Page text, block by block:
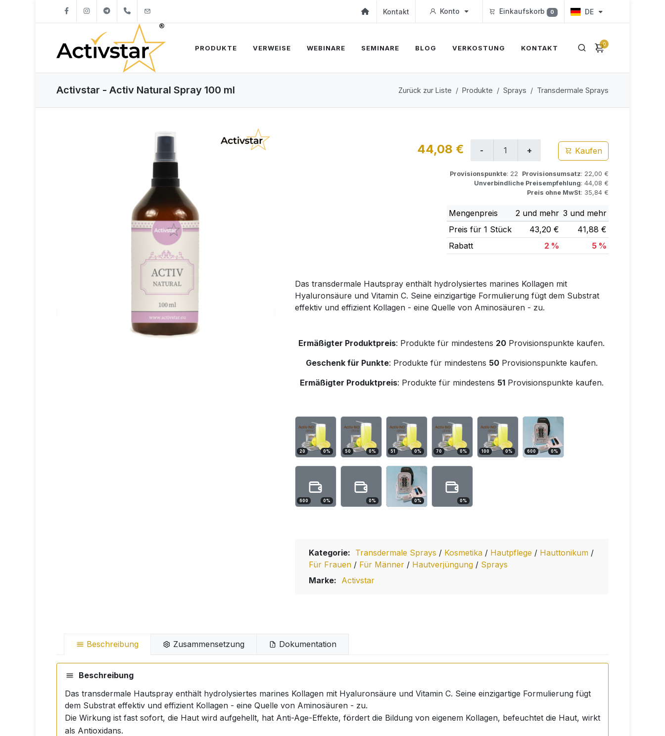
+421904262747 Kontakt Konto Einkaufskorb 0 DE
0
PRODUKTE VERWEISE WEBINARE SEMINARE BLOG VERKOSTUNG KONTAKT
Activstar - Activ Natural Spray 100 ml Zurück zur Liste Produkte Sprays Transdermale Sprays
44,08 € Kaufen
Provisionspunkte: 22 Provisionsumsatz: 22,00 €
Unverbindliche Preisempfehlung: 44,08 €
Preis ohne MwSt: 35,84 €
Mengenpreis 2 und mehr 3 und mehr
Preis für 1 Stück
43,20 €
41,88 €
Rabatt
2 % 5 %
Das transdermale Hautspray enthält hydrolysiertes marines Kollagen mit
Hyaluronsäure und Vitamin C. Seine einzigartige Formulierung fügt dem Substrat
effektiv und effizient Kollagen - eine Quelle von Aminosäuren - zu.
Ermäßigter Produktpreis: Produkte für mindestens 20 Provisionspunkte kaufen.
Geschenk für Punkte: Produkte für mindestens 50Provisionspunkte kaufen.
Ermäßigter Produktpreis: Produkte für mindestens 51Provisionspunkte kaufen.
20 0% 50 0% 51 0% 70 0% 100 0% 600 0%
600 0% 0% 0% 0%
Kategorie: Transdermale Sprays / Kosmetika / Hautpflege / Hauttonikum /
Für Frauen / Für Männer / Hautverjüngung / Sprays
Marke: Activstar
Beschreibung Zusammensetzung Dokumentation
Beschreibung
Das transdermale Hautspray enthält hydrolysiertes marines Kollagen mit Hyaluronsäure und Vitamin C. Seine einzigartige Formulierung fügt
dem Substrat effektiv und effizient Kollagen - eine Quelle von Aminosäuren - zu.
Die Wirkung ist fast sofort, die Haut wird aufgehellt, hat Anti-Age-Effekte, fördert die Bildung von eigenem Kollagen, befeuchtet die Haut, wirkt
als Antioxidans.